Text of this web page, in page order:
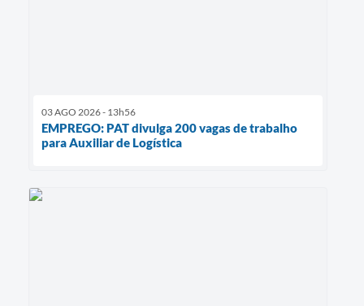
03 AGO 2026 - 13h56
EMPREGO: PAT divulga 200 vagas de trabalho
para Auxiliar de Logística